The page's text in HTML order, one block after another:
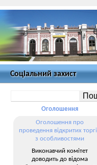
Соціальний захист
Оголошення
Оголошення про
проведення відкритих
з особливостями
Виконавчий комітет
доводить до відома